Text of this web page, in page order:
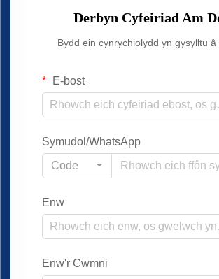
Derbyn Cyfeiriad Am
Bydd ein cynrychiolydd yn gysylltu â
E-bost
Symudol/WhatsApp
Code
Enw
Enw'r Cwmni